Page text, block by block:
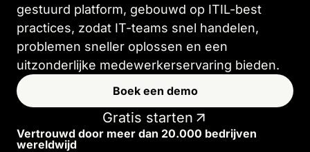
gestuurd platform, gebouwd op ITIL-best
practices, zodat IT-teams snel handelen,
problemen sneller oplossen en een
uitzonderlijke medewerkerservaring bieden.
Boek een demo
Gratis starten
Vertrouwd door meer dan 20.000 bedrijven
wereldwijd